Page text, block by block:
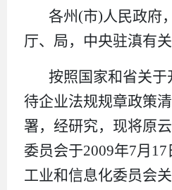
各州(市)人民政府
厅、局，中央驻滇有关
按照国家和省关
待企业法规规章政策
署，经研究，现将原
委员会于2009年7月
工业和信息化委员会